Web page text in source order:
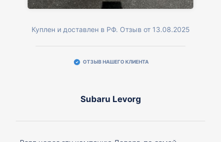
Куплен и доставлен в РФ. Отзыв от 13.08.2025
ОТЗЫВ НАШЕГО КЛИЕНТА
Subaru Levorg